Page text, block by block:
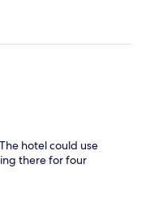
hotel could use
there for four